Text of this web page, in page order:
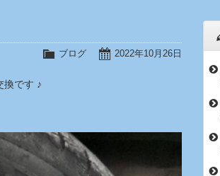
2022年10月26日
ブログ
換です ♪